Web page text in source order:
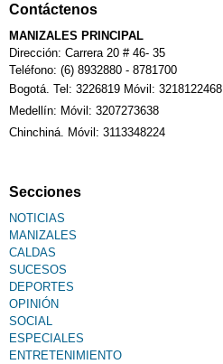
Contáctenos
MANIZALES PRINCIPAL
Dirección: Carrera 20 # 46- 35
Teléfono: (6) 8932880 - 8781700
Bogotá. Tel: 3226819 Móvil: 3218122468
Medellín: Móvil: 3207273638
Chinchiná. Móvil: 3113348224
Secciones
NOTICIAS
MANIZALES
CALDAS
SUCESOS
DEPORTES
OPINIÓN
SOCIAL
ESPECIALES
ENTRETENIMIENTO